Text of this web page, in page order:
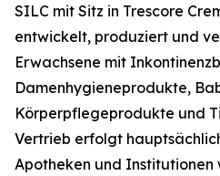
SILC mit Sitz in Trescore
entwickelt, produziert und
Erwachsene mit
Damenhygieneprodukte,
Körperpflegeprodukte und
Vertrieb erfolgt
Apotheken und Institutionen